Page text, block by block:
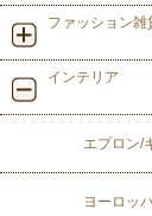
ファッション雑
インテリア
エプロン/
ヨーロッ